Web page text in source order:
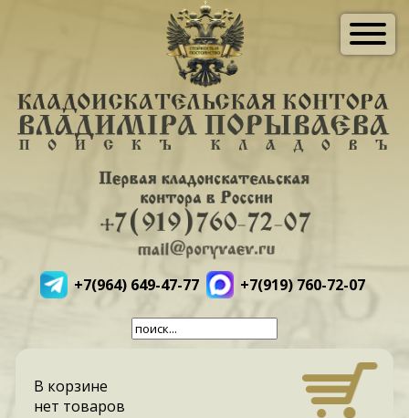
+7(964) 649-47-77 +7(919) 760-72-07
В корзине
нет товаров